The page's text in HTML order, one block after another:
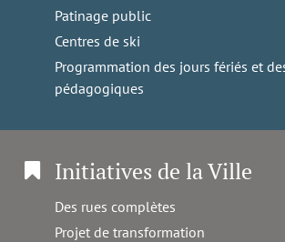
Patinage public
Centres de ski
Programmation des jours fériés et
pédagogiques
Initiatives de la Ville
Des rues complètes
Projet de transformation